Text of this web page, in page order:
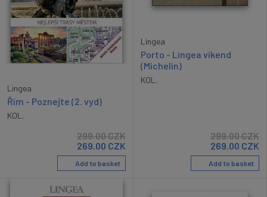
Lingea
Řím - Poznejte (2. vyd)
KOL.
299.00CZK
269.00 CZK
Add to basket
Lingea
Porto - Lingea víkend
(Michelin)
KOL.
299.00CZK
269.00 CZK
Add to basket